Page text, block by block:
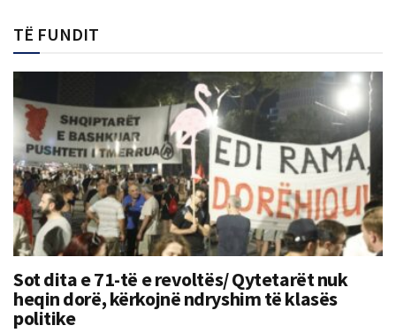
TË FUNDIT
Sot dita e 71-të e revoltës/ Qytetarët nuk
heqin dorë, kërkojnë ndryshim të klasës
politike